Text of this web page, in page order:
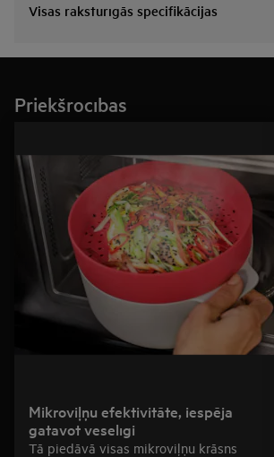
Visas raksturīgās specifikācijas
Priekšrocības
Mikroviļņu efektivitāte, iespēja
gatavot veselīgi
Tā piedāvā visas mikroviļņu krāsns